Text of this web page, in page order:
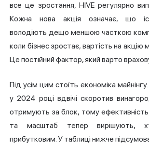
все це зростання, HIVE регулярно
Кожна нова акція означає, що
володіють дещо меншою часткою
коли бізнес зростає, вартість на акцію
Це постійний фактор, який варто
Під усім цим стоїть економіка майнінгу.
у 2024 році вдвічі скоротив
отримують за блок, тому
та масштаб тепер вирішують,
прибутковим. У таблиці нижче